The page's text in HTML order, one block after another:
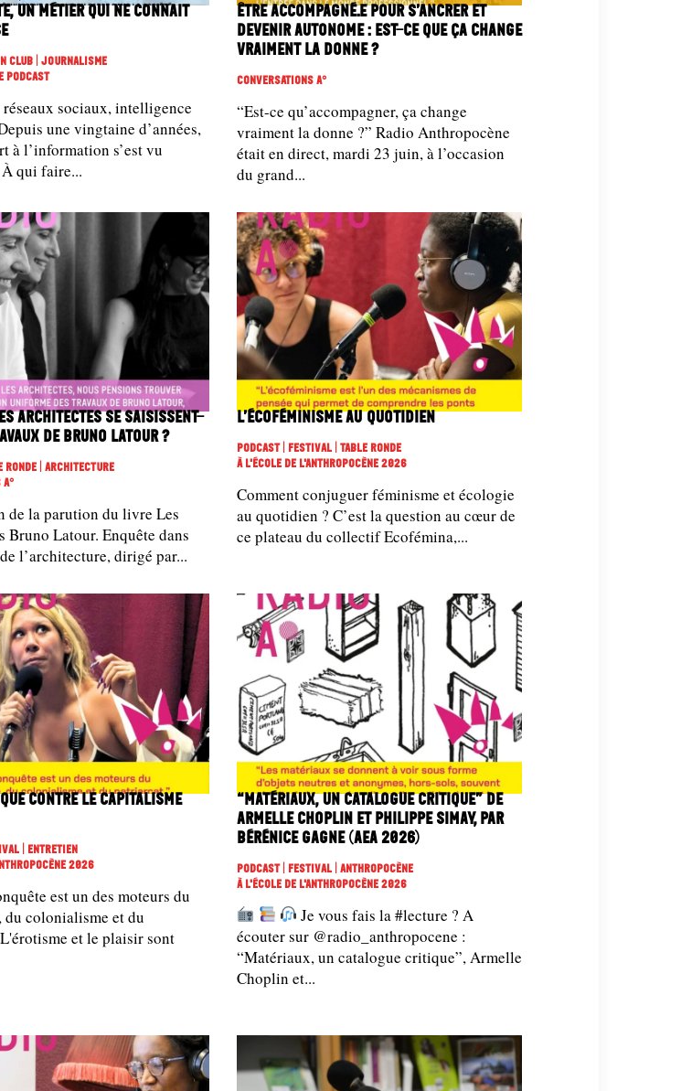
un métier qui ne connait
Club | Journalisme
Podcast
sociaux, intelligence
une vingtaine d’années,
à l’information s’est vu
qui faire...
Être accompagné.e pour s’ancrer et
devenir autonome : est-ce que ça change
vraiment la donne ?
Conversations A°
“Est-ce qu’accompagner, ça change
vraiment la donne ?” Radio Anthropocène
était en direct, mardi 23 juin, à l’occasion
du grand...
architectes se saisissent-
de Bruno Latour ?
Ronde | Architecture
de la parution du livre Les
Bruno Latour. Enquête dans
l’architecture, dirigé par...
L’écoféminisme au quotidien
Podcast | Festival | Table Ronde
À L'école De L'Anthropocène 2026
Comment conjuguer féminisme et écologie
au quotidien ? C’est la question au cœur de
ce plateau du collectif Ecofémina,...
contre le capitalisme
| Entretien
2026
est un des moteurs du
du colonialisme et du
“Matériaux, un catalogue critique” de
Armelle Choplin et Philippe Simay, par
Bérénice Gagne (AEA 2026)
Podcast | Festival | Anthropocène
À L'école De L'Anthropocène 2026
Je vous fais la #lecture ? A
écouter sur @radio_anthropocene :
“Matériaux, un catalogue critique”, Armelle
Choplin et...